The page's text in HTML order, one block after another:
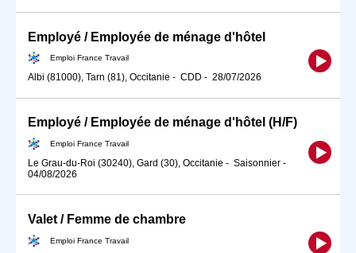
Employé / Employée de ménage d'hôtel
Emploi France Travail
Albi (81000), Tarn (81), Occitanie - CDD - 28/07/2026
Employé / Employée de ménage d'hôtel (H/F)
Emploi France Travail
Le Grau-du-Roi (30240), Gard (30), Occitanie - Saisonnier -
04/08/2026
Valet / Femme de chambre
Emploi France Travail